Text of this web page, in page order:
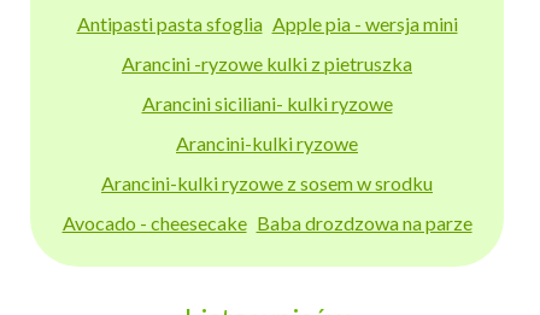
Antipasti pasta sfoglia Apple pia - wersja mini
Arancini -ryzowe kulki z pietruszka
Arancini siciliani- kulki ryzowe
Arancini-kulki ryzowe
Arancini-kulki ryzowe z sosem w srodku
Avocado - cheesecake Baba drozdzowa na parze